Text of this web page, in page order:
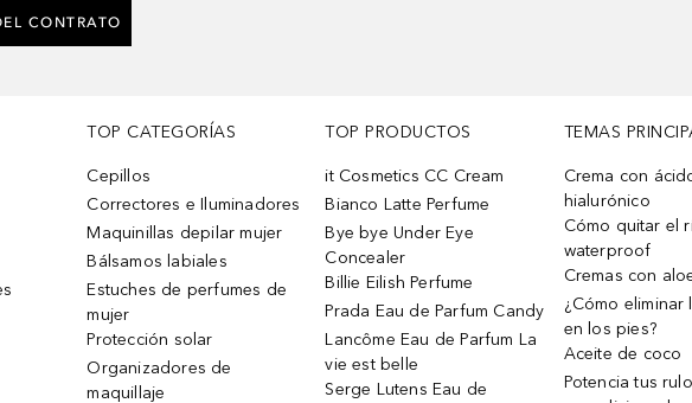
CONTRATO
TOP CATEGORÍAS
Cepillos
Correctores e Iluminadores
Maquinillas depilar mujer
Bálsamos labiales
Estuches de perfumes de
mujer
Protección solar
Organizadores de
maquillaje
TOP PRODUCTOS
it Cosmetics CC Cream
Bianco Latte Perfume
Bye bye Under Eye
Concealer
Billie Eilish Perfume
Prada Eau de Parfum Candy
Lancôme Eau de Parfum La
vie est belle
Serge Lutens Eau de
TEMAS
Crema con
hialurónico
Cómo quitar el
waterproof
Cremas con
¿Cómo eliminar
en los pies?
Aceite de coco
Potencia tus